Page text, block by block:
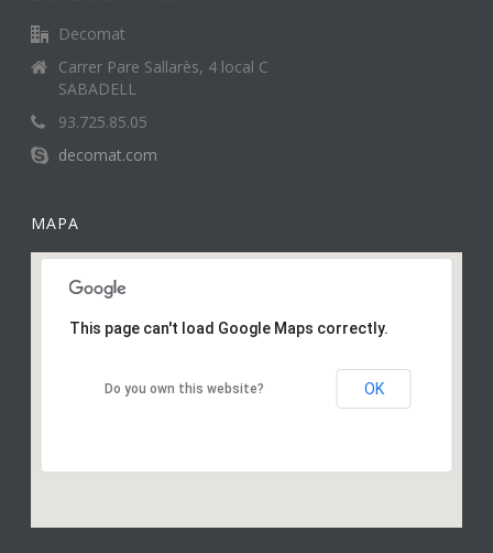
Decomat
Carrer Pare Sallarès, 4 local C
SABADELL
93.725.85.05
decomat.com
MAPA
This page can't load Google Maps correctly.
Do you own this website? OK